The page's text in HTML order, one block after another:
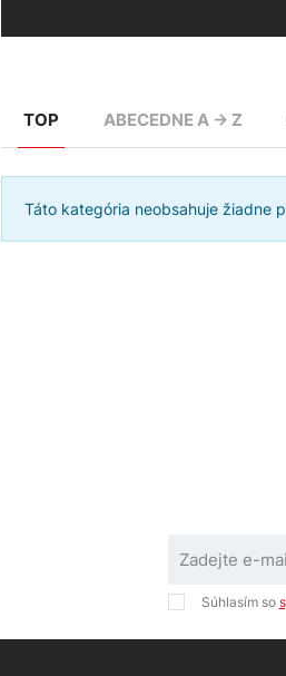
TOP ABECEDNE A -> Z
Táto kategória neobsahuje žiadne
Súhlasím so